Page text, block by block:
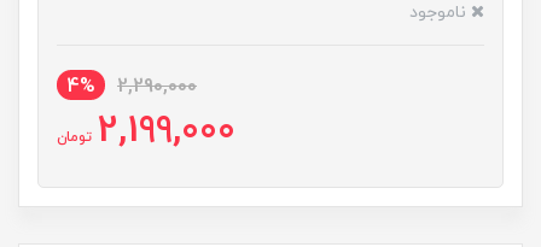
ناموجود
2,290,000
4%
2,199,000 تومان